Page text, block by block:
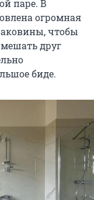
паре. В
огромная
чтобы
друг
биде.